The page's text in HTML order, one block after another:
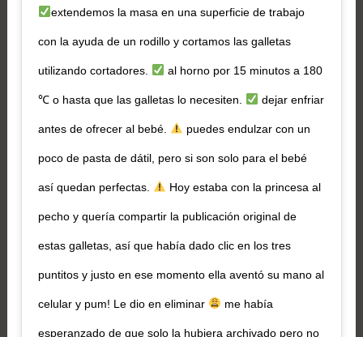
extendemos la masa en una superficie de trabajo
con la ayuda de un rodillo y cortamos las galletas
utilizando cortadores. al horno por 15 minutos a 180
℃ o hasta que las galletas lo necesiten. dejar enfriar
antes de ofrecer al bebé. puedes endulzar con un
poco de pasta de dátil, pero si son solo para el bebé
así quedan perfectas. Hoy estaba con la princesa al
pecho y quería compartir la publicación original de
estas galletas, así que había dado clic en los tres
puntitos y justo en ese momento ella aventó su mano al
celular y pum! Le dio en eliminar me había
esperanzado de que solo la hubiera archivado pero no